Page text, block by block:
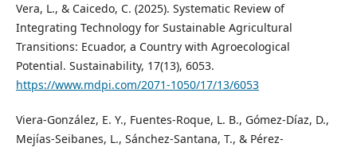
Vera, L., & Caicedo, C. (2025). Systematic Review of
Integrating Technology for Sustainable Agricultural
Transitions: Ecuador, a Country with Agroecological
Potential. Sustainability, 17(13), 6053.
https://www.mdpi.com/2071-1050/17/13/6053
Viera-González, E. Y., Fuentes-Roque, L. B., Gómez-Díaz, D.,
Mejías-Seibanes, L., Sánchez-Santana, T., & Pérez-